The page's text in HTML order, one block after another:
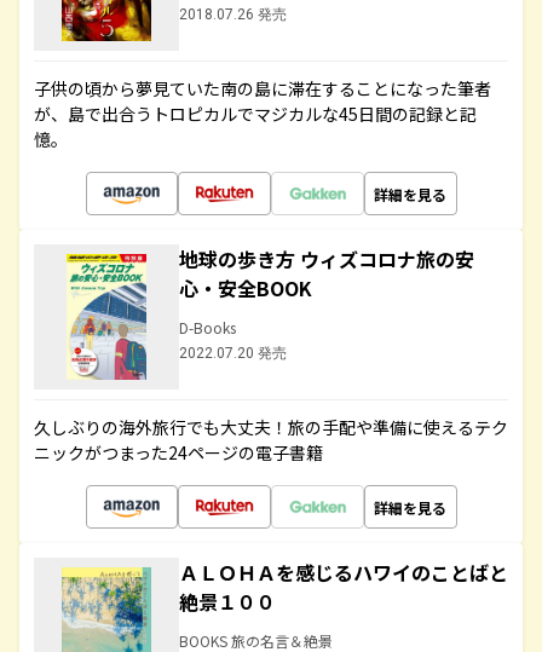
2018.07.26 発売
子供の頃から夢見ていた南の島に滞在することになった筆者
が、島で出合うトロピカルでマジカルな45日間の記録と記
憶。
詳細を見る
地球の歩き方 ウィズコロナ旅の安
心・安全BOOK
D-Books
2022.07.20 発売
久しぶりの海外旅行でも大丈夫！旅の手配や準備に使えるテク
ニックがつまった24ページの電子書籍
詳細を見る
ＡＬＯＨＡを感じるハワイのことばと
絶景１００
BOOKS 旅の名言＆絶景